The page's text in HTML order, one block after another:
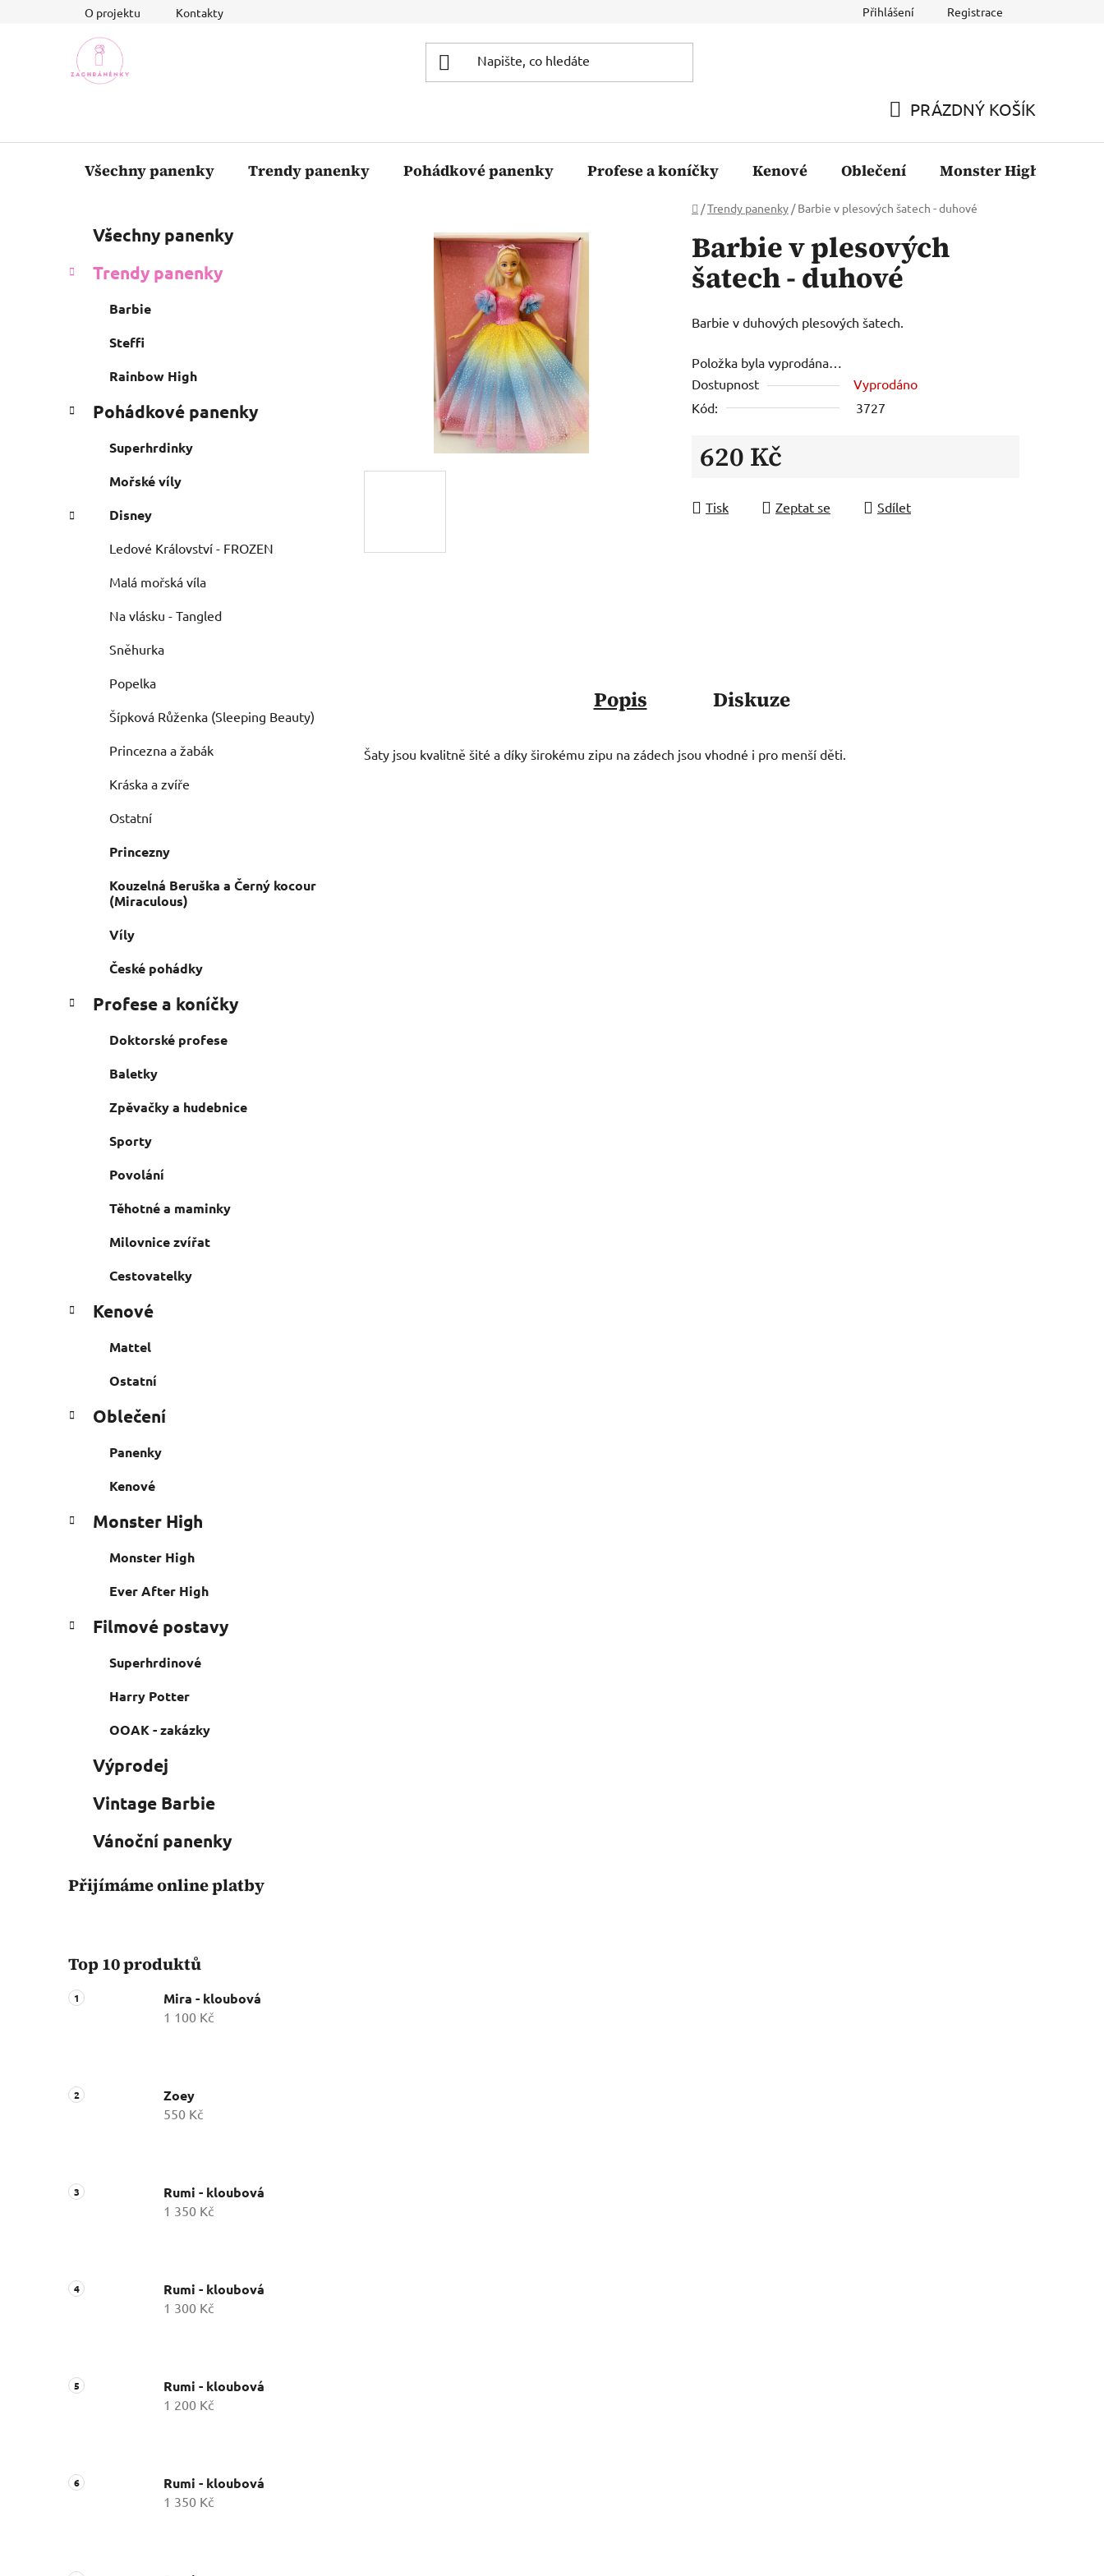
O projektu Kontakty Přihlášení Registrace
KOŠÍK
PRÁZDNÝ KOŠÍK
Všechny panenky Trendy panenky Pohádkové panenky Profese a koníčky Kenové Oblečení Monster High
Domů
/Trendy panenky / Barbie v plesových šatech - duhové
s
p
Přeskočit
kategorie
e
Všechny panenky
Trendy panenky
Barbie
Steffi
Rainbow High
Pohádkové panenky
Superhrdinky
Mořské víly
Disney
Ledové Království - FROZEN
Malá mořská víla
Na vlásku - Tangled
Sněhurka
Popelka
Šípková Růženka (Sleeping Beauty)
Princezna a žabák
Kráska a zvíře
Ostatní
Princezny
Kouzelná Beruška a Černý kocour
(Miraculous)
Víly
České pohádky
Profese a koníčky
Doktorské profese
Baletky
Zpěvačky a hudebnice
Sporty
Povolání
Těhotné a maminky
Milovnice zvířat
Cestovatelky
Kenové
Mattel
Ostatní
Oblečení
Panenky
Kenové
Monster High
Monster High
Ever After High
Filmové postavy
Superhrdinové
Harry Potter
OOAK - zakázky
Výprodej
Vintage Barbie
Vánoční panenky
Přijímáme online platby
Top 10 produktů
Mira - kloubová
1 100 Kč
Zoey
550 Kč
Rumi - kloubová
1 350 Kč
Rumi - kloubová
1 300 Kč
Rumi - kloubová
1 200 Kč
Rumi - kloubová
1 350 Kč
Barbie v plesových
šatech - duhové
Barbie v duhových plesových šatech.
Položka byla vyprodána…
Dostupnost
Vyprodáno
Kód:
3727
620 Kč
Tisk
Zeptat se Sdílet
Popis Diskuze
Šaty jsou kvalitně šité a díky širokému zipu na zádech jsou vhodné i pro menší děti.